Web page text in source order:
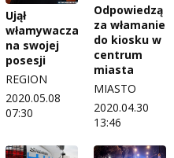
Ujął
włamywacza
na swojej
posesji
REGION
2020.05.08
07:30
Odpowiedzą
za włamanie
do kiosku w
centrum
miasta
MIASTO
2020.04.30
13:46